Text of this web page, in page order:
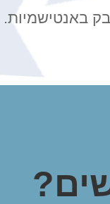
באנטישמיות.